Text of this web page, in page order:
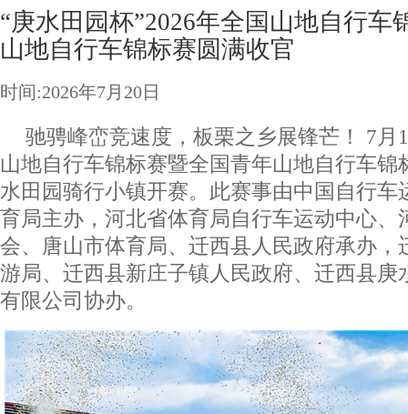
“庚水田园杯”2026年全国山地自行车
山地自行车锦标赛圆满收官
时间:2026年7月20日
驰骋峰峦竞速度，板栗之乡展锋芒！ 7月
山地自行车锦标赛暨全国青年山地自行车锦
水田园骑行小镇开赛。此赛事由中国自行车
育局主办，河北省体育局自行车运动中心、
会、唐山市体育局、迁西县人民政府承办，
游局、迁西县新庄子镇人民政府、迁西县庚
有限公司协办。